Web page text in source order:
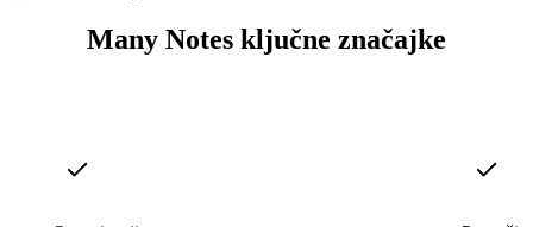
Many Notes ključne značajke